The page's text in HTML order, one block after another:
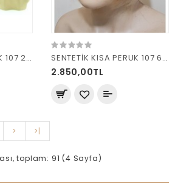
SENTETİK KISA PERUK 107 24B SENTETİK KISA PERUK 107 614-25-21
2.850,00TL
> >|
toplam: 91 (4 Sayfa)